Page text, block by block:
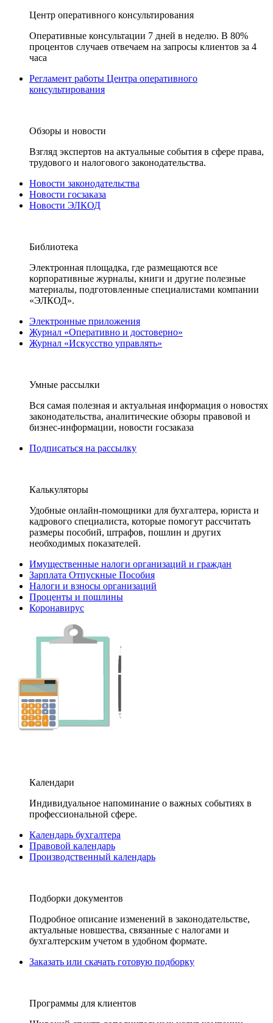
Центр оперативного консультирования
Оперативные консультации 7 дней в неделю. В 80%
процентов случаев отвечаем на запросы клиентов за 4
часа
Регламент работы Центра оперативного
консультирования
Обзоры и новости
Взгляд экспертов на актуальные события в сфере права,
трудового и налогового законодательства.
Новости законодательства
Новости госзаказа
Новости ЭЛКОД
Библиотека
Электронная площадка, где размещаются все
корпоративные журналы, книги и другие полезные
материалы, подготовленные специалистами компании
«ЭЛКОД».
Электронные приложения
Журнал «Оперативно и достоверно»
Журнал «Искусство управлять»
Умные рассылки
Вся самая полезная и актуальная информация о новостях
законодательства, аналитические обзоры правовой и
бизнес-информации, новости госзаказа
Подписаться на рассылку
Калькуляторы
Удобные онлайн-помощники для бухгалтера, юриста и
кадрового специалиста, которые помогут рассчитать
размеры пособий, штрафов, пошлин и других
необходимых показателей.
Имущественные налоги организаций и граждан
Зарплата Отпускные Пособия
Налоги и взносы организаций
Проценты и пошлины
Коронавирус
Календари
Индивидуальное напоминание о важных событиях в
профессиональной сфере.
Календарь бухгалтера
Правовой календарь
Производственный календарь
Подборки документов
Подробное описание изменений в законодательстве,
актуальные новшества, связанные с налогами и
бухгалтерским учетом в удобном формате.
Заказать или скачать готовую подборку
Программы для клиентов